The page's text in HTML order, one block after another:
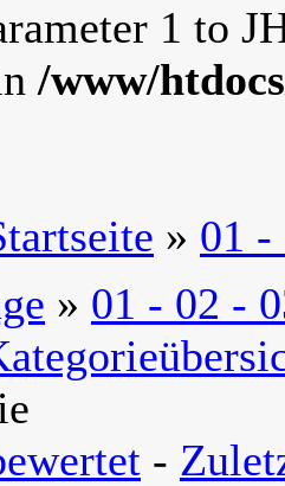
1 to
/www/
» 01 -
» 01 - 02 -
-